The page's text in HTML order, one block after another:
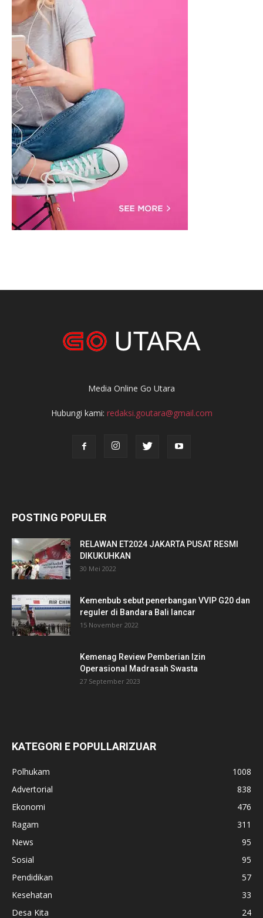
Media Online Go Utara
Hubungi kami: redaksi.goutara@gmail.com
POSTING POPULER
RELAWAN ET2024 JAKARTA PUSAT RESMI
DIKUKUHKAN
30 Mei 2022
Kemenbub sebut penerbangan VVIP G20 dan
reguler di Bandara Bali lancar
15 November 2022
Kemenag Review Pemberian Izin
Operasional Madrasah Swasta
27 September 2023
KATEGORI E POPULLARIZUAR
Polhukam
1008
Advertorial
838
Ekonomi
476
Ragam
311
News
95
Sosial
95
Pendidikan
57
Kesehatan
33
Desa Kita
24